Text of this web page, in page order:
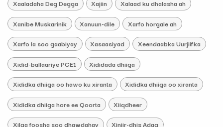
Xaaladaha Deg Degga Xajiin Xalaad ku dhalasha ah
Xanibe Muskarinik Xanuun-dile Xarfo horgale ah
Xarfo la soo gaabiyay Xasaasiyad Xeendaabka Uurjiifka
Xidid-ballaariye PGE1 Xididada dhiiga
Xididka dhiiga oo hawo ku xiranta Xididka dhiiga oo xiranta
Xididka dhiiga hore ee Qoorta Xiiqdheer
Xilga foosha soo dhawdahay Xinjir-dhis Adag